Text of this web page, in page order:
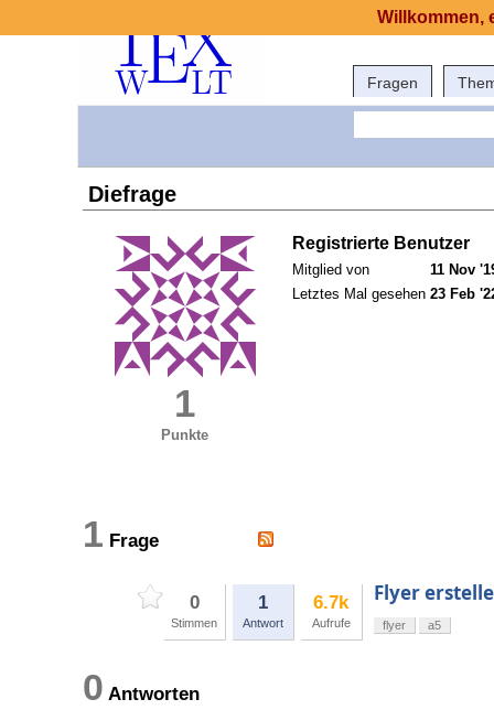
Fragen
Diefrage
1
Punkte
Registrierte Benutzer
Mitglied von
11 Nov
Letztes Mal gesehen 23 Feb
1 Frage
0
Stimmen
1
Antwort
6.7k
Aufrufe
Flyer
flyer a5
0 Antworten
Willkommen,